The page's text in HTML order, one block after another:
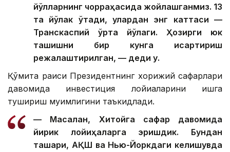
йўлларнинг чорраҳасида жойлашганмиз. 13
та йўлак ўтади, улардан энг каттаси —
Транскаспий ўрта йўлаги. Ҳозирги юк
ташишни бир кунга қисқартириш
режалаштирилган, — деди у.
Қўмита раиси Президентнинг хорижий сафарлари
давомида инвестиция лойиҳаларини ишга
тушириш муҳимлигини таъкидлади.
— Масалан, Хитойга сафар давомида
йирик лойиҳаларга эришдик. Бундан
ташқари, АҚШ ва Нью-Йоркдаги келишувда